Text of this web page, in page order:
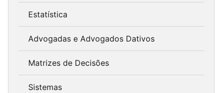
Estatística
Advogadas e Advogados Dativos
Matrizes de Decisões
Sistemas